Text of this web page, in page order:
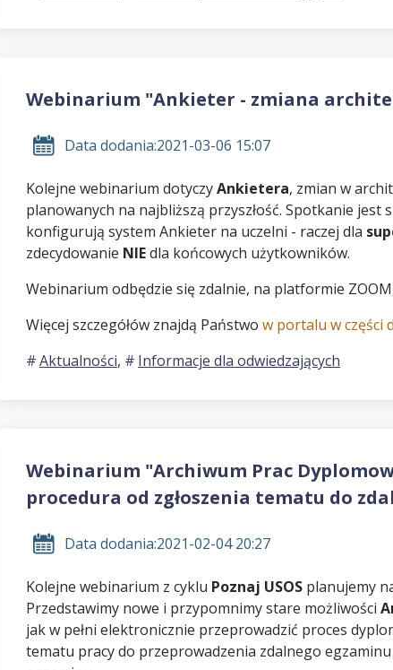
Webinarium "Ankieter - zmiana
Data dodania:2021-03-06 15:07
Kolejne webinarium dotyczyAnkietera, zmian w
planowanych na najbliższą przyszłość. Spotkanie
konfigurują system Ankieter na uczelni - raczej dla
zdecydowanie NIEdla końcowych użytkowników.
Webinarium odbędzie się zdalnie, na platformie
Więcej szczegółów znajdą Państwo w portalu w części
Aktualności, Informacje dla odwiedzających
Webinarium "Archiwum Prac
procedura od zgłoszenia tematu do
Data dodania:2021-02-04 20:27
Kolejne webinarium z cyklu Poznaj USOS planujemy
Przedstawimy nowe i przypomnimy stare możliwości
jak w pełni elektronicznie przeprowadzić proces
tematu pracy do przeprowadzenia zdalnego